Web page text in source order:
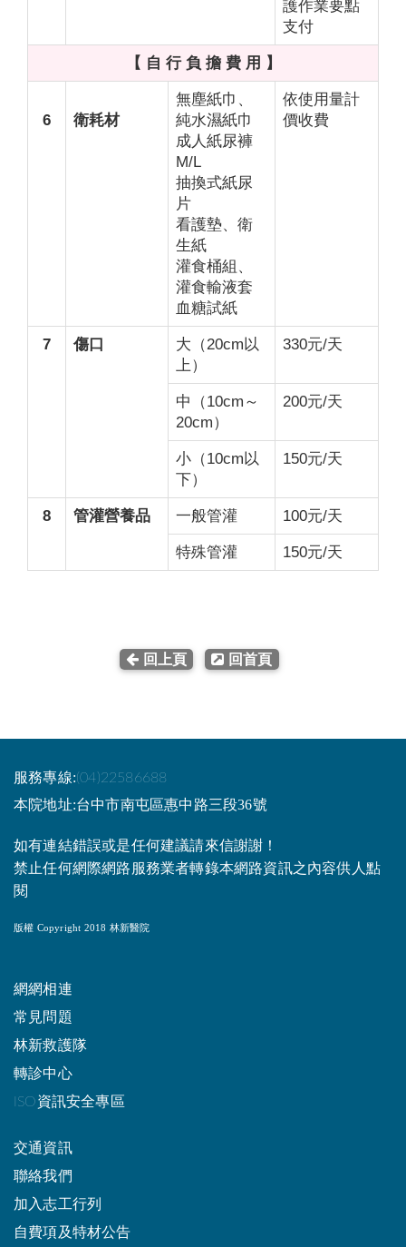
護作業要點
支付
【 自 行 負 擔 費 用 】
6 衛耗材
無塵紙巾、
純水濕紙巾
成人紙尿褲
M/L
抽換式紙尿
片
看護墊、衛
生紙
灌食桶組、
灌食輸液套
血糖試紙
依使用量計
價收費
7 傷口
大（20cm以
上）
330元/天
中（10cm～
20cm）
200元/天
小（10cm以
下）
150元/天
8 管灌營養品 一般管灌 100元/天
特殊管灌 150元/天
回上頁 回首頁
服務專線:(04)22586688
本院地址:台中市南屯區惠中路三段36號
如有連結錯誤或是任何建議請來信謝謝！
禁止任何網際網路服務業者轉錄本網路資訊之內容供人點
閱
版權 Copyright 2018 林新醫院
網網相連
常見問題
林新救護隊
轉診中心
ISO資訊安全專區
交通資訊
聯絡我們
加入志工行列
自費項及特材公告